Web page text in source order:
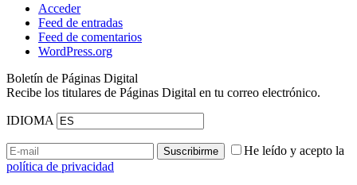
Acceder
Feed de entradas
Feed de comentarios
WordPress.org
Boletín de Páginas Digital
Recibe los titulares de Páginas Digital en tu correo electrónico.
IDIOMA
He leído y acepto la
política de privacidad